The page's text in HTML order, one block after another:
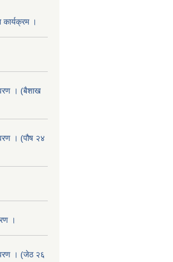
।
। (बैशाख
। (पौष २४
।
। (जेठ २६